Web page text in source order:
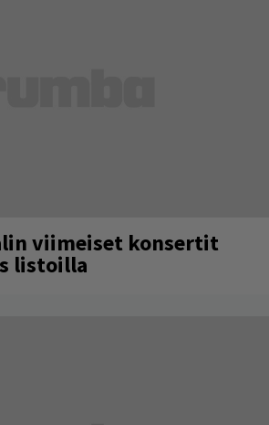
viimeiset konsertit
listoilla